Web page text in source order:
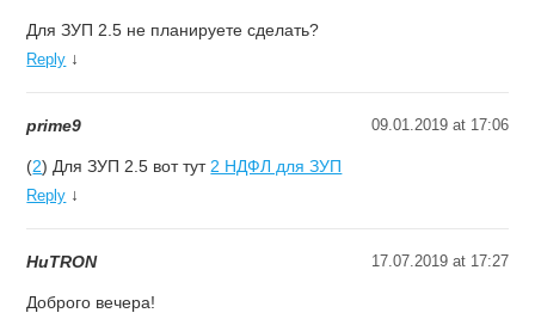
Для ЗУП 2.5 не планируете сделать?
Reply ↓
prime9 09.01.2019 at 17:06
(2) Для ЗУП 2.5 вот тут 2 НДФЛ для ЗУП
Reply ↓
HuTRON 17.07.2019 at 17:27
Доброго вечера!